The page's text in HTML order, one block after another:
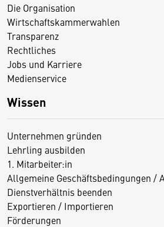
Die Organisation
Wirtschaftskammerwahlen
Transparenz
Rechtliches
Jobs und Karriere
Medienservice
Wissen
Unternehmen gründen
Lehrling ausbilden
1. Mitarbeiter:in
Allgemeine Geschäftsbedingungen /
Dienstverhältnis beenden
Exportieren / Importieren
Förderungen